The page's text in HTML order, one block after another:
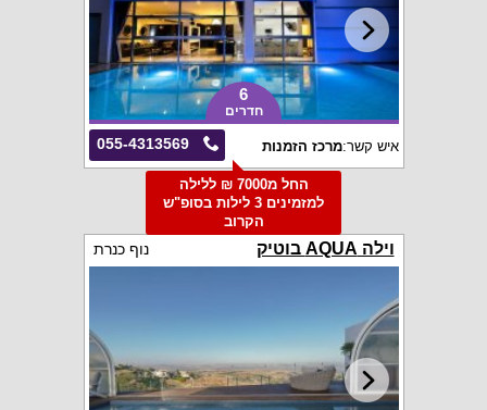
6
חדרים
055-4313569 איש קשר:מרכז הזמנות
החל מ7000 ₪ ללילה
למזמינים 3 לילות בסופ"ש
הקרוב
וילה AQUA בוטיק נוף כנרת